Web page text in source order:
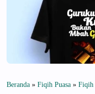
Beranda » Fiqih Puasa » Fiqih